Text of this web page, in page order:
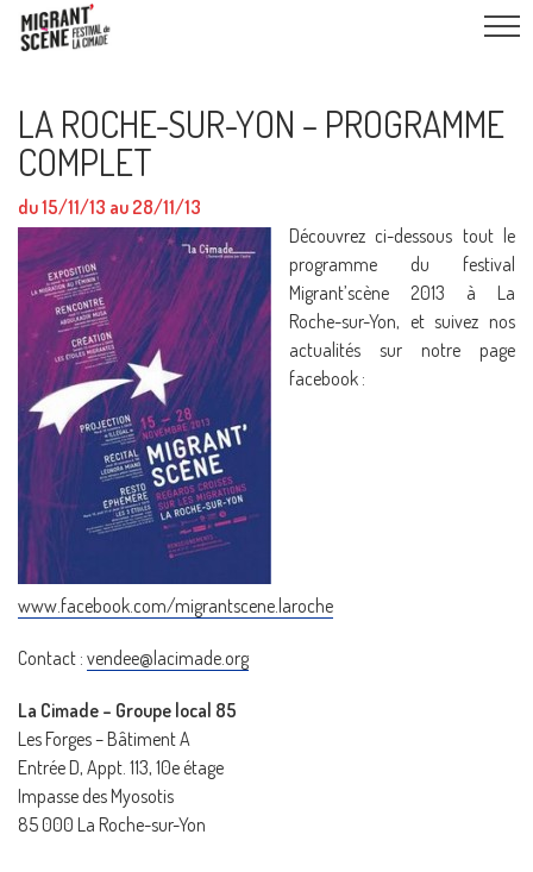
LA ROCHE-SUR-YON – PROGRAMME
COMPLET
du 15/11/13 au 28/11/13
Découvrez ci-dessous tout le
programme du festival
Migrant’scène 2013 à La
Roche-sur-Yon, et suivez nos
actualités sur notre page
facebook :
www.facebook.com/migrantscene.laroche
Contact : vendee@lacimade.org
La Cimade – Groupe local 85
Les Forges – Bâtiment A
Entrée D, Appt. 113, 10e étage
Impasse des Myosotis
85 000 La Roche-sur-Yon